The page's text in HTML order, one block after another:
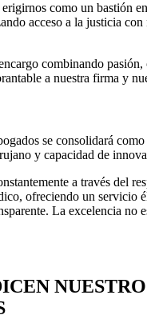
como un bastión
acceso a la justicia
combinando
a nuestra firma y
se consolidará
y capacidad de
a través del
ofreciendo un servicio
La excelencia no